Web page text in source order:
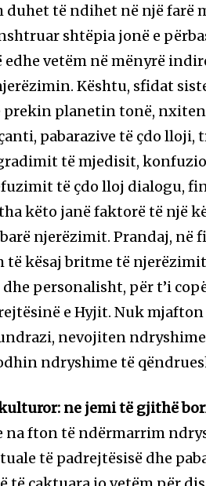
duhet të ndihet në një
shtëpia jonë e
edhe vetëm në mënyrë
Kështu, sfidat
prekin planetin tonë,
pabarazive të çdo
të mjedisit,
të çdo lloj dialogu,
këto janë faktorë të një
njerëzimit. Prandaj,
të kësaj britme të
personalisht, për t’i
e Hyjit. Nuk
nevojiten
ndryshime të
ne jemi të gjithë
na fton të ndërmarrim
të padrejtësisë dhe